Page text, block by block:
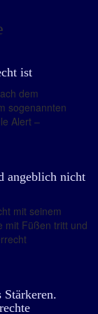
ist
dem
sogenannten
Alert –
angeblich nicht
mit seinem
mit Füßen tritt und
Stärkeren.